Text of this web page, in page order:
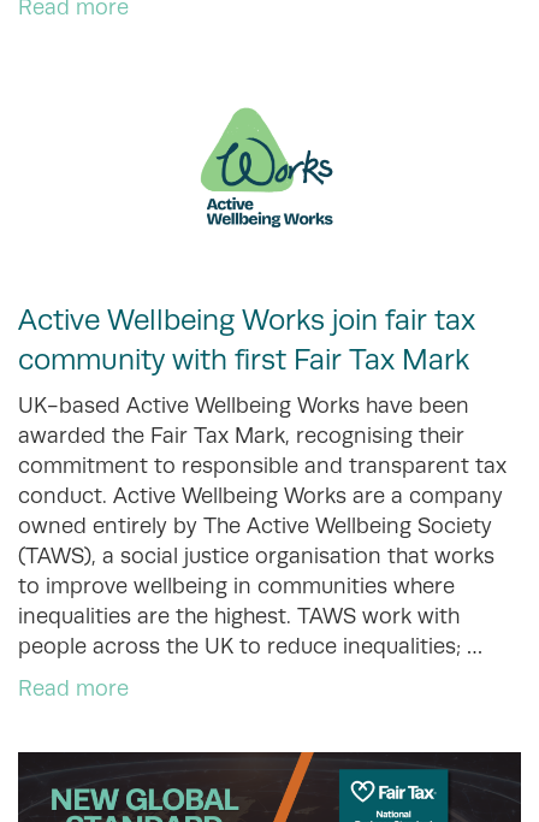
Read more
Active Wellbeing Works join fair tax
community with first Fair Tax Mark
UK-based Active Wellbeing Works have been
awarded the Fair Tax Mark, recognising their
commitment to responsible and transparent tax
conduct. Active Wellbeing Works are a company
owned entirely by The Active Wellbeing Society
(TAWS), a social justice organisation that works
to improve wellbeing in communities where
inequalities are the highest. TAWS work with
people across the UK to reduce inequalities; …
Read more